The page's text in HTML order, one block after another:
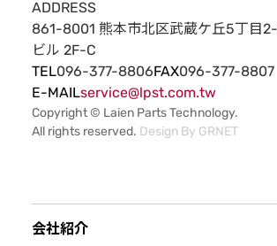
ADDRESS
861-8001 熊本市北区武蔵ケ丘5丁目
ビル 2F-C
TEL096-377-8806FAX096-377-8807
E-MAILservice@lpst.com.tw
Copyright © Laien Parts Technology.
All rights reserved. Design By GRNET
会社紹介